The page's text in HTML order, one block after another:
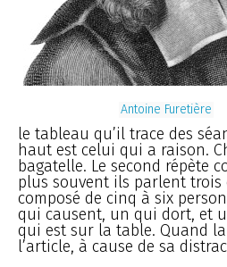
Antoine Furetière
le tableau qu’il trace des
haut est celui qui a raison.
bagatelle. Le second répète
plus souvent ils parlent
composé de cinq à six
qui causent, un qui dort, et
qui est sur la table. Quand
l’article, à cause de sa